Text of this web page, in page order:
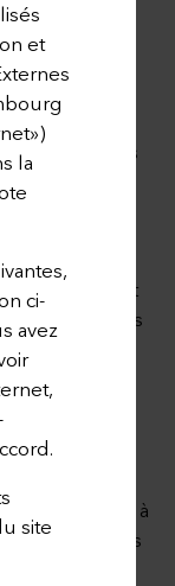
et
la
ci-
avez
site
votre contrat
Portfolio » –
la note
Externes
S.A. (à tout
sur le
régulièrement
version mise à
que de leurs
que seuls